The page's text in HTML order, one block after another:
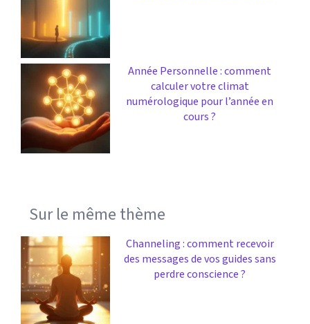
Année Personnelle : comment
calculer votre climat
numérologique pour l’année en
cours ?
Sur le même thème
Channeling : comment recevoir
des messages de vos guides sans
perdre conscience ?